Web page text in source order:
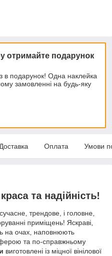
отримайте подарунок
в подарунок! Одна наклейка
замовленні на будь-яку
Доставка Оплата Умови
та надійність!
трендове, і головне,
приміщень! Яскраві,
на очах, наповнюють
та по-справжньому
виготовлені із міцної вінілової